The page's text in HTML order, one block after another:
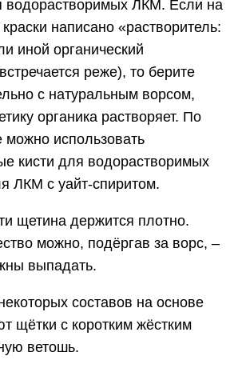
водорастворимых ЛКМ. Если на
написано «растворитель:
иной органический
реже), то берите
с натуральным ворсом,
органика растворяет. По
можно использовать
кисти для водорастворимых
ЛКМ с уайт-спиритом.
щетина держится плотно.
можно, подёргав за ворс, –
выпадать.
составов на основе
щётки с коротким жёстким
ветошь.